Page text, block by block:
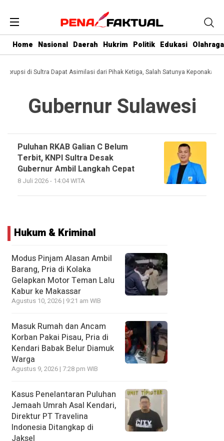
Home Nasional Daerah Hukrim Politik Edukasi Olahraga
Korupsi di Sultra Dapat Asimilasi dari Pihak Ketiga, Salah Satunya Keponakan
Gubernur Sulawesi
Puluhan RKAB Galian C Belum
Terbit, KNPI Sultra Desak
Gubernur Ambil Langkah Cepat
8 Juli 2026 - 14:04 WITA
Hukum & Kriminal
Modus Pinjam Alasan Ambil
Barang, Pria di Kolaka
Gelapkan Motor Teman Lalu
Kabur ke Makassar
Agustus 10, 2026 | 9:21 am WIB
Masuk Rumah dan Ancam
Korban Pakai Pisau, Pria di
Kendari Babak Belur Diamuk
Warga
Agustus 9, 2026 | 7:28 pm WIB
Kasus Penelantaran Puluhan
Jemaah Umrah Asal Kendari,
Direktur PT Travelina
Indonesia Ditangkap di
Jaksel